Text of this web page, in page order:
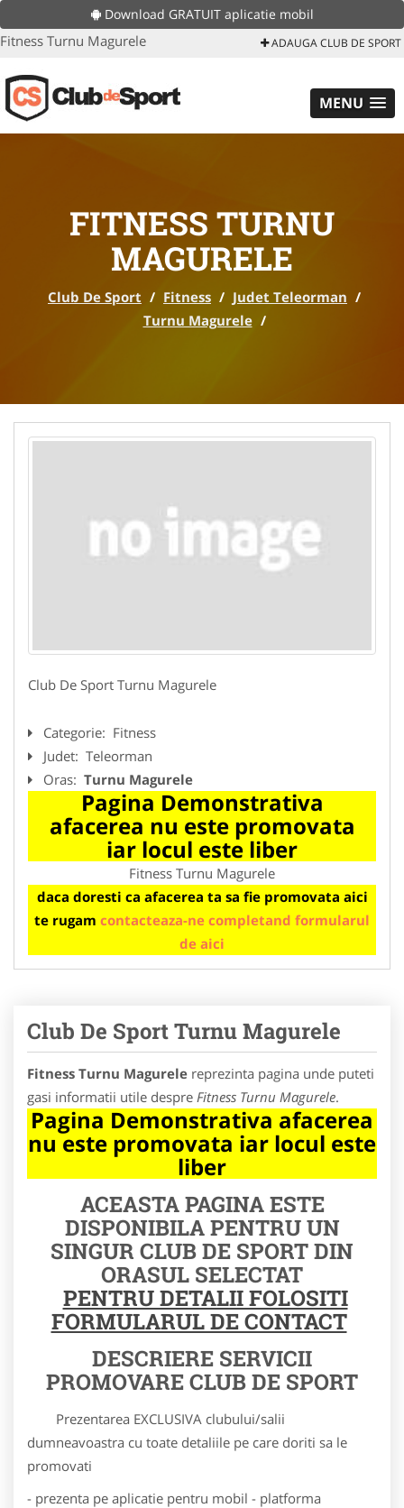
Download GRATUIT aplicatie mobil
Fitness Turnu Magurele ADAUGA CLUB DE SPORT
MENU
FITNESS TURNU
MAGURELE
Club De Sport / Fitness / Judet Teleorman /
Turnu Magurele /
Club De Sport Turnu Magurele
Categorie: Fitness
Judet: Teleorman
Oras: Turnu Magurele
Pagina Demonstrativa
afacerea nu este promovata
iar locul este liber
Fitness Turnu Magurele
daca doresti ca afacerea ta sa fie promovata aici
te rugam contacteaza-ne completand formularul
de aici
Club De Sport Turnu Magurele
Fitness Turnu Magurele reprezinta pagina unde puteti
gasi informatii utile despre Fitness Turnu Magurele.
Pagina Demonstrativa afacerea
nu este promovata iar locul este
liber
ACEASTA PAGINA ESTE
DISPONIBILA PENTRU UN
SINGUR CLUB DE SPORT DIN
ORASUL SELECTAT
PENTRU DETALII FOLOSITI
FORMULARUL DE CONTACT
DESCRIERE SERVICII
PROMOVARE CLUB DE SPORT
Prezentarea EXCLUSIVA clubului/salii
dumneavoastra cu toate detaliile pe care doriti sa le
promovati
- prezenta pe aplicatie pentru mobil - platforma